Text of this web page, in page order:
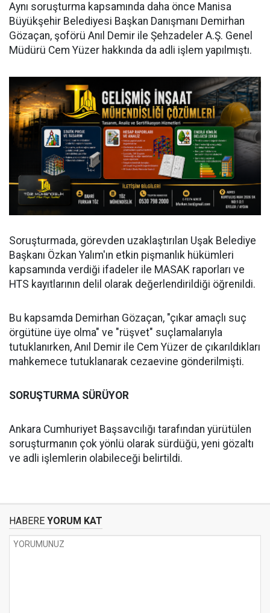
Aynı soruşturma kapsamında daha önce Manisa
Büyükşehir Belediyesi Başkan Danışmanı Demirhan
Gözaçan, şoförü Anıl Demir ile Şehzadeler A.Ş. Genel
Müdürü Cem Yüzer hakkında da adli işlem yapılmıştı.
Soruşturmada, görevden uzaklaştırılan Uşak Belediye
Başkanı Özkan Yalım'ın etkin pişmanlık hükümleri
kapsamında verdiği ifadeler ile MASAK raporları ve
HTS kayıtlarının delil olarak değerlendirildiği öğrenildi.
Bu kapsamda Demirhan Gözaçan, "çıkar amaçlı suç
örgütüne üye olma" ve "rüşvet" suçlamalarıyla
tutuklanırken, Anıl Demir ile Cem Yüzer de çıkarıldıkları
mahkemece tutuklanarak cezaevine gönderilmişti.
SORUŞTURMA SÜRÜYOR
Ankara Cumhuriyet Başsavcılığı tarafından yürütülen
soruşturmanın çok yönlü olarak sürdüğü, yeni gözaltı
ve adli işlemlerin olabileceği belirtildi.
HABERE YORUM KAT